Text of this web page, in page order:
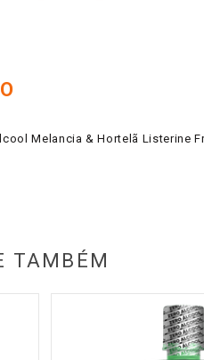
Melancia & Hortelã Listerine
TAMBÉM